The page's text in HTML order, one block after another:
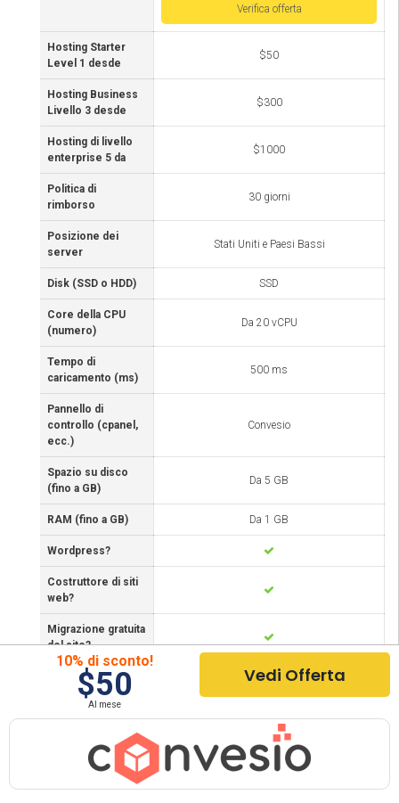
Verifica offerta
Hosting Starter
Level 1 desde
$50
Hosting Business
Livello 3 desde
$300
Hosting di livello
enterprise 5 da
$1000
Politica di
rimborso
30 giorni
Posizione dei
server
Stati Uniti e Paesi Bassi
Disk (SSD o HDD) SSD
Core della CPU
(numero)
Da 20 vCPU
Tempo di
caricamento (ms)
500 ms
Pannello di
controllo (cpanel,
ecc.)
Convesio
Spazio su disco
(fino a GB)
Da 5 GB
RAM (fino a GB) Da 1 GB
Wordpress?
Costruttore di siti
web?
Migrazione gratuita
del sito?
Dominio gratuito?
Free SSL?
Verifica offerta
10% di sconto!
$50
Al mese
Vedi Offerta